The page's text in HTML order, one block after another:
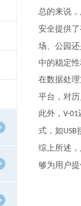
总的来说
安全提供
场、公园
中的稳定
在数据处
平台，对
此外， V-01
式，如USB
综上所述
够为用户